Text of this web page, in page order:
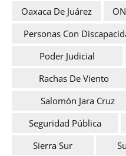
Oaxaca De Juárez
Personas Con
Poder Judicial
Rachas De Viento
Salomón Jara Cruz
Seguridad Pública
Sierra Sur